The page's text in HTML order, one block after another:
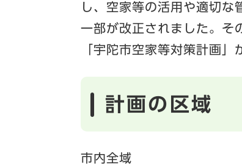
し、空家等の活用や適切な
一部が改正されました。そ
「宇陀市空家等対策計画」
計画の区域
市内全域